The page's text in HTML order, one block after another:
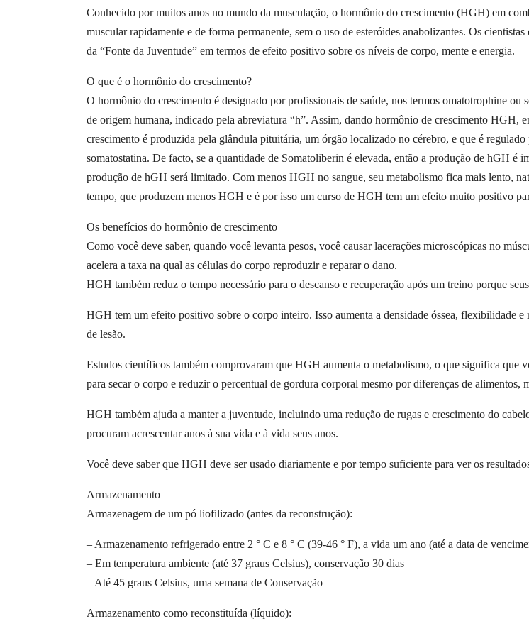
Conhecido por muitos anos no mundo da musculação, o hormônio do crescimento (HGH) em
muscular rapidamente e de forma permanente, sem o uso de esteróides anabolizantes. Os
da “Fonte da Juventude” em termos de efeito positivo sobre os níveis de corpo, mente e energia.
O que é o hormônio do crescimento?
O hormônio do crescimento é designado por profissionais de saúde, nos termos omatotrophine
de origem humana, indicado pela abreviatura “h”. Assim, dando hormônio de crescimento
crescimento é produzida pela glândula pituitária, um órgão localizado no cérebro, e que é
somatostatina. De facto, se a quantidade de Somatoliberin é elevada, então a produção de hGH é
produção de hGH será limitado. Com menos HGH no sangue, seu metabolismo fica mais lento,
tempo, que produzem menos HGH e é por isso um curso de HGH tem um efeito muito positivo
Os benefícios do hormônio de crescimento
Como você deve saber, quando você levanta pesos, você causar lacerações microscópicas no
acelera a taxa na qual as células do corpo reproduzir e reparar o dano.
HGH também reduz o tempo necessário para o descanso e recuperação após um treino porque
HGH tem um efeito positivo sobre o corpo inteiro. Isso aumenta a densidade óssea, flexibilidade
de lesão.
Estudos científicos também comprovaram que HGH aumenta o metabolismo, o que significa que
para secar o corpo e reduzir o percentual de gordura corporal mesmo por diferenças de alimentos,
HGH também ajuda a manter a juventude, incluindo uma redução de rugas e crescimento do
procuram acrescentar anos à sua vida e à vida seus anos.
Você deve saber que HGH deve ser usado diariamente e por tempo suficiente para ver os
Armazenamento
Armazenagem de um pó liofilizado (antes da reconstrução):
– Armazenamento refrigerado entre 2 ° C e 8 ° C (39-46 ° F), a vida um ano (até a data de
– Em temperatura ambiente (até 37 graus Celsius), conservação 30 dias
– Até 45 graus Celsius, uma semana de Conservação
Armazenamento como reconstituída (líquido):